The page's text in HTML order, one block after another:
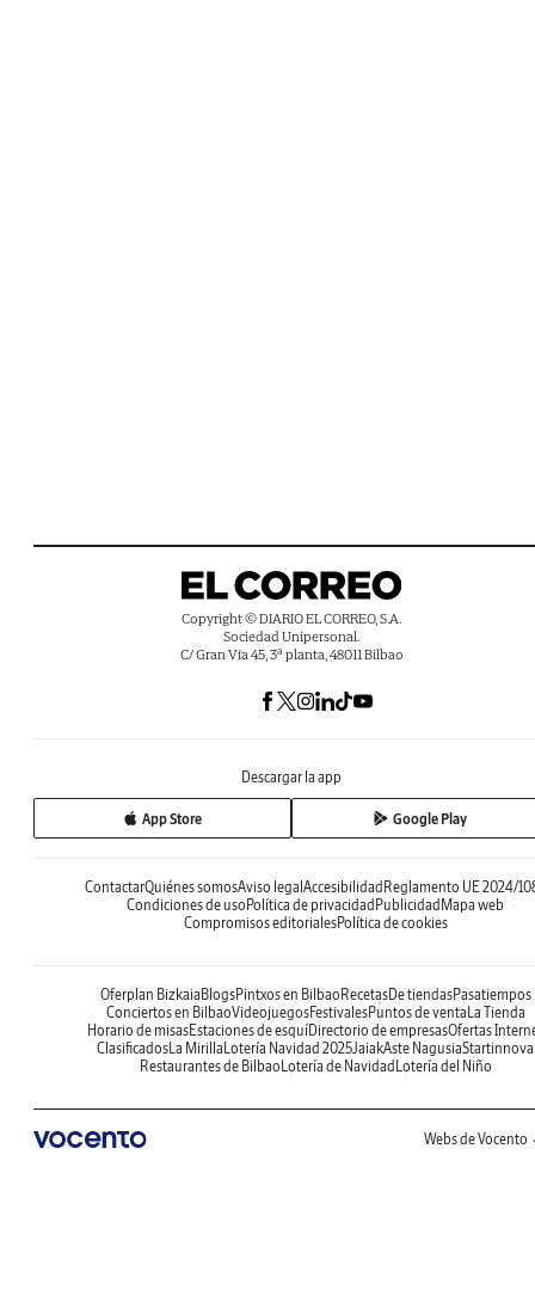
Copyright © DIARIO EL CORREO, S.A.
Sociedad Unipersonal.
C/ Gran Vía 45, 3ª planta, 48011 Bilbao
Descargar la app
App Store Google Play
ContactarQuiénes somosAviso legal Accesibilidad Reglamento UE 2024/
Condiciones de uso Política de privacidad Publicidad Mapa web
Compromisos editorialesPolítica de cookies
Oferplan Bizkaia BlogsPintxos en Bilbao RecetasDe tiendasPasatiempos
Conciertos en BilbaoVideojuegosFestivalesPuntos de venta La Tienda
Horario de misasEstaciones de esquíDirectorio de empresasOfertas
ClasificadosLa Mirilla Lotería Navidad 2025JaiakAste NagusiaStartinnova
Restaurantes de Bilbao Lotería de Navidad Lotería del Niño
Webs de Vocento